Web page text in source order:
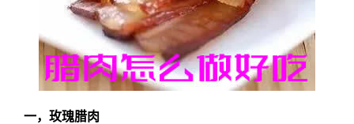
一，玫瑰腊肉